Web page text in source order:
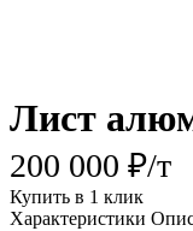
Лист
200 000 ₽/т
Купить в 1 клик
Характеристики